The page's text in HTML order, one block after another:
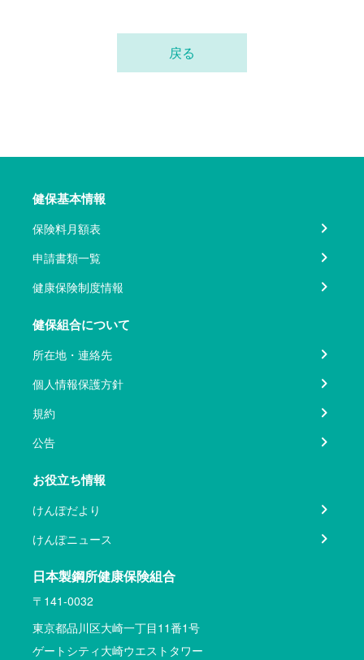
戻る
健保基本情報
保険料月額表
申請書類一覧
健康保険制度情報
健保組合について
所在地・連絡先
個人情報保護方針
規約
公告
お役立ち情報
けんぽだより
けんぽニュース
日本製鋼所健康保険組合
〒141-0032
東京都品川区大崎一丁目11番1号
ゲートシティ大崎ウエストタワー